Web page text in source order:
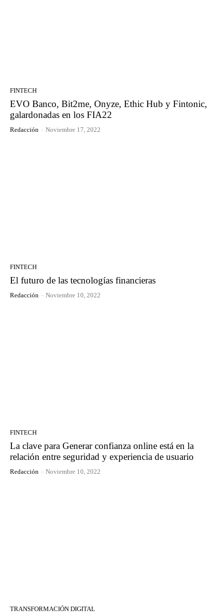
FINTECH
EVO Banco, Bit2me, Onyze, Ethic Hub y Fintonic,
galardonadas en los FIA22
Redacción - Noviembre 17, 2022
FINTECH
El futuro de las tecnologías financieras
Redacción - Noviembre 10, 2022
FINTECH
La clave para Generar confianza online está en la
relación entre seguridad y experiencia de usuario
Redacción - Noviembre 10, 2022
TRANSFORMACIÓN DIGITAL